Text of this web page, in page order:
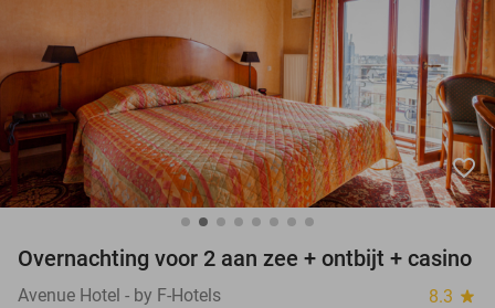
10+ miljoen leden
favorite_border
Overnachting voor 2 aan zee + ontbijt + casino
Avenue Hotel - by F-Hotels 8.3 star